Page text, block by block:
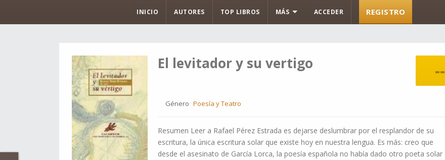
INICIO AUTORES TOP LIBROS MÁS ACCEDER REGISTRO
--
El levitador y su vertigo
Género Poesía y Teatro
Resumen Leer a Rafael Pérez Estrada es dejarse deslumbrar por el resplandor de su
escritura, la única escritura solar que existe hoy en nuestra lengua. Es más: creo que
desde el asesinato de García Lorca, la poesía española no había dado otro poeta solar